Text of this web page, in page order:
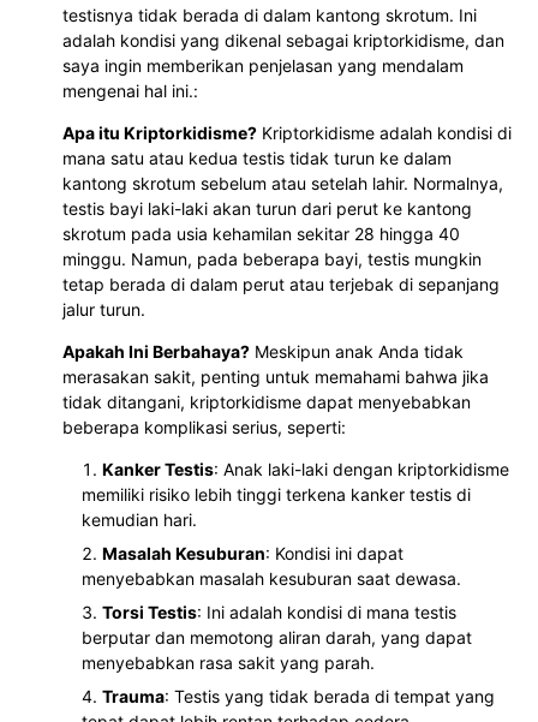
testisnya tidak berada di dalam kantong skrotum. Ini
adalah kondisi yang dikenal sebagai kriptorkidisme, dan
saya ingin memberikan penjelasan yang mendalam
mengenai hal ini.:
Apa itu Kriptorkidisme? Kriptorkidisme adalah kondisi di
mana satu atau kedua testis tidak turun ke dalam
kantong skrotum sebelum atau setelah lahir. Normalnya,
testis bayi laki-laki akan turun dari perut ke kantong
skrotum pada usia kehamilan sekitar 28 hingga 40
minggu. Namun, pada beberapa bayi, testis mungkin
tetap berada di dalam perut atau terjebak di sepanjang
jalur turun.
Apakah Ini Berbahaya? Meskipun anak Anda tidak
merasakan sakit, penting untuk memahami bahwa jika
tidak ditangani, kriptorkidisme dapat menyebabkan
beberapa komplikasi serius, seperti:
Kanker Testis: Anak laki-laki dengan kriptorkidisme
memiliki risiko lebih tinggi terkena kanker testis di
kemudian hari.
Masalah Kesuburan: Kondisi ini dapat
menyebabkan masalah kesuburan saat dewasa.
Torsi Testis: Ini adalah kondisi di mana testis
berputar dan memotong aliran darah, yang dapat
menyebabkan rasa sakit yang parah.
Trauma: Testis yang tidak berada di tempat yang